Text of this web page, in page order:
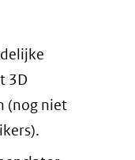
3D
(nog niet